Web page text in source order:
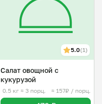
5.0(1)
Салат овощной с
кукурузой
0.5 кг ≈ 3 порц. ≈ 157₽ / порц.